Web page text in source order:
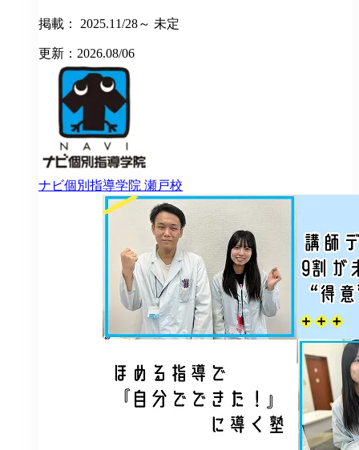
掲載： 2025.11/28～ 未定
更新：2026.08/06
ナビ個別指導学院 瀬戸校